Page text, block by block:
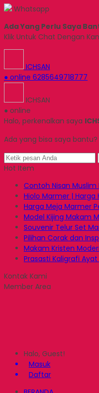
Whatsapp
Ada Yang Perlu Saya
Klik Untuk Chat Dengan
ICHSAN
● online 6285649718777
ICHSAN
● online
Halo, perkenalkan saya
Ada yang bisa saya bantu?
Hot Item
Contoh Nisan Muslim
Hiolo Marmer | Harga
Harga Meja Marmer
Model Kijing Makam
Souvenir Telur Set
Pilihan Corak dan
Makam Kristen
Prasasti Kaligrafi Ayat
Kontak Kami
Member Area
Halo, Guest!
Masuk
Daftar